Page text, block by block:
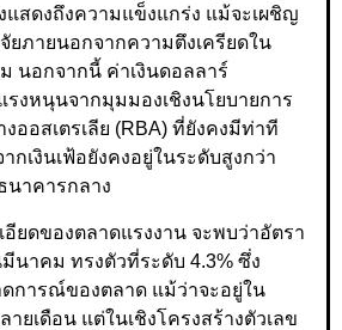
แสดงถึงความแข็งแกร่ง แม้จะเผชิญ
ยภายนอกจากความตึงเครียดใน
นอกจากนี้ ค่าเงินดอลลาร์
รงหนุนจากมุมมองเชิงนโยบายการ
ออสเตรเลีย (RBA) ที่ยังคงมีท่าที
กเงินเฟ้อยังคงอยู่ในระดับสูงกว่า
นาคารกลาง
อียดของตลาดแรงงาน จะพบว่าอัตรา
มีนาคม ทรงตัวที่ระดับ 4.3% ซึ่ง
การณ์ของตลาด แม้ว่าจะอยู่ใน
ยเดือน แต่ในเชิงโครงสร้างตัวเลข